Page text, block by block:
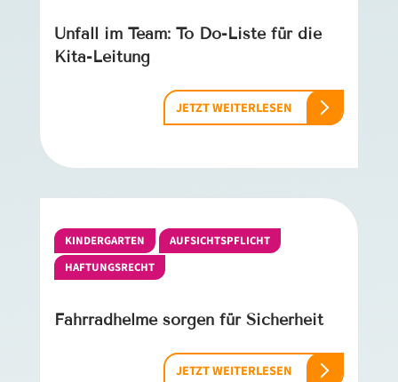
Unfall im Team: To­ Do-Liste für die
Kita­-Leitung
JETZT WEITERLESEN
KINDERGARTEN
AUFSICHTSPFLICHT
HAFTUNGSRECHT
Fahrradhelme sorgen für Sicherheit
JETZT WEITERLESEN